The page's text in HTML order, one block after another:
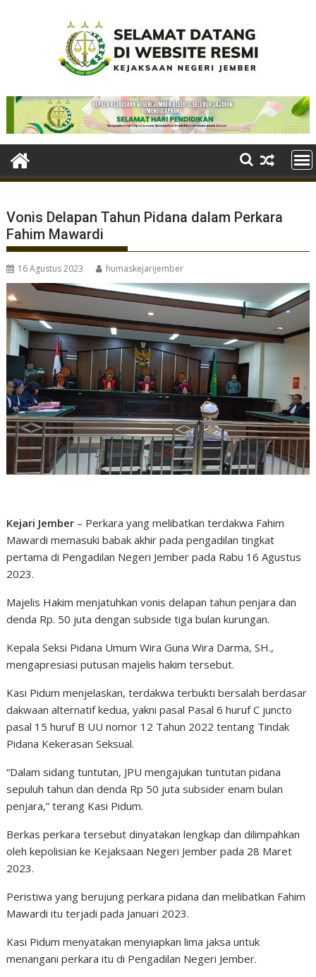
Vonis Delapan Tahun Pidana dalam Perkara
Fahim Mawardi
16 Agustus 2023 humaskejarijember
Kejari Jember – Perkara yang melibatkan terdakwa Fahim
Mawardi memasuki babak akhir pada pengadilan tingkat
pertama di Pengadilan Negeri Jember pada Rabu 16 Agustus
2023.
Majelis Hakim menjatuhkan vonis delapan tahun penjara dan
denda Rp. 50 juta dengan subside tiga bulan kurungan.
Kepala Seksi Pidana Umum Wira Guna Wira Darma, SH.,
mengapresiasi putusan majelis hakim tersebut.
Kasi Pidum menjelaskan, terdakwa terbukti bersalah berdasar
dakwaan alternatif kedua, yakni pasal Pasal 6 huruf C juncto
pasal 15 huruf B UU nomor 12 Tahun 2022 tentang Tindak
Pidana Kekerasan Seksual.
“Dalam sidang tuntutan, JPU mengajukan tuntutan pidana
sepuluh tahun dan denda Rp 50 juta subsider enam bulan
penjara,” terang Kasi Pidum.
Berkas perkara tersebut dinyatakan lengkap dan dilimpahkan
oleh kepolisian ke Kejaksaan Negeri Jember pada 28 Maret
2023.
Peristiwa yang berujung perkara pidana dan melibatkan Fahim
Mawardi itu terjadi pada Januari 2023.
Kasi Pidum menyatakan menyiapkan lima jaksa untuk
menangani perkara itu di Pengadilan Negeri Jember.